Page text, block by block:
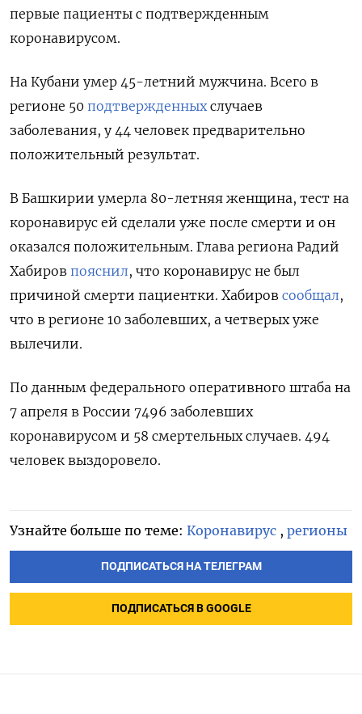
первые пациенты с подтвержденным
коронавирусом.
На Кубани умер 45-летний мужчина. Всего в
регионе 50 подтвержденныхслучаев
заболевания, у 44 человек предварительно
положительный результат.
В Башкирии умерла 80-летняя женщина, тест на
коронавирус ей сделали уже после смерти и он
оказался положительным. Глава региона Радий
Хабиров пояснил, что коронавирус не был
причиной смерти пациентки. Хабиров сообщал,
что в регионе 10 заболевших, а четверых уже
вылечили.
По данным федерального оперативного штаба на
7 апреля в России 7496 заболевших
коронавирусом и 58 смертельных случаев. 494
человек выздоровело.
Узнайте больше по теме: Коронавирус , регионы
ПОДПИСАТЬСЯ НА ТЕЛЕГРАМ
ПОДПИСАТЬСЯ В GOOGLE